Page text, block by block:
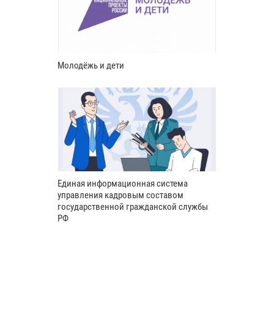
Молодёжь и дети
Единая информационная система
управления кадровым составом
государственной гражданской службы
РФ